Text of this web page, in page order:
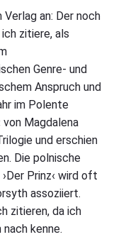
an: Der noch
zitiere, als
Genre- und
Anspruch und
im Polente
von Magdalena
und erschien
Die polnische
Prinz‹ wird oft
assoziiert.
zitieren, da ich
kenne.